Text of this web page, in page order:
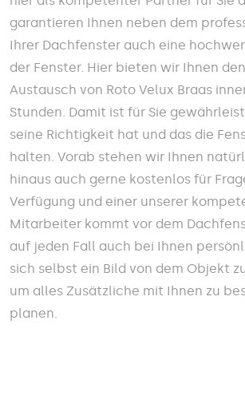
garantieren Ihnen neben dem
Ihrer Dachfenster auch eine
der Fenster. Hier bieten wir Ihnen
Austausch von Roto Velux Braas
Stunden. Damit ist für Sie
seine Richtigkeit hat und das die
halten. Vorab stehen wir Ihnen
hinaus auch gerne kostenlos für
Verfügung und einer unserer
Mitarbeiter kommt vor dem
auf jeden Fall auch bei Ihnen
sich selbst ein Bild von dem Objekt
um alles Zusätzliche mit Ihnen zu
planen.